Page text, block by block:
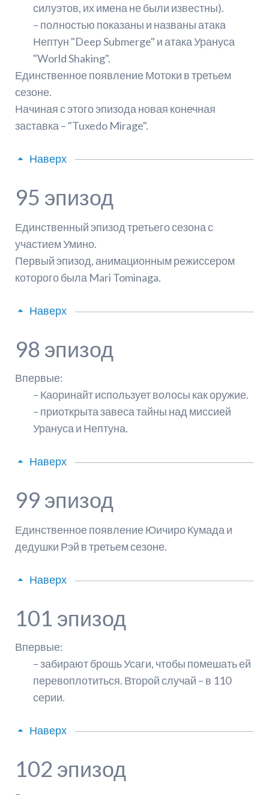
силуэтов, их имена не были известны).
– полностью показаны и названы атака
Нептун "Deep Submerge" и атака Урануса
"World Shaking".
Единственное появление Мотоки в третьем
сезоне.
Начиная с этого эпизода новая конечная
заставка – "Tuxedo Mirage".
Наверх
95 эпизод
Единственный эпизод третьего сезона с
участием Умино.
Первый эпизод, анимационным режиссером
которого была Mari Tominaga.
Наверх
98 эпизод
Впервые:
– Каоринайт использует волосы как оружие.
– приоткрыта завеса тайны над миссией
Урануса и Нептуна.
Наверх
99 эпизод
Единственное появление Юичиро Кумада и
дедушки Рэй в третьем сезоне.
Наверх
101 эпизод
Впервые:
– забирают брошь Усаги, чтобы помешать ей
перевоплотиться. Второй случай – в 110
серии.
Наверх
102 эпизод